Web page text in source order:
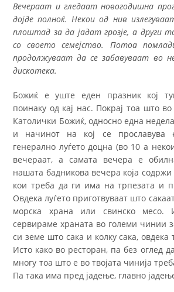
Вечераат и гледаат новогодишна
дојде полноќ. Некои од нив
плоштад за да јадат грозје, а други
со своето семејство. Потоа
продолжуваат да се забавуваат во
дискотека.
Божиќ е уште еден празник кој
поинаку од кај нас. Покрај тоа што
Католички Божиќ, односно една
и начинот на кој се прославува
генерално луѓето доцна (во 10 а
вечераат, а самата вечера е
нашата бадникова вечера која содржи
кои треба да ги има на трпезата и
Овдека луѓето приготвуваат што
морска храна или свинско месо.
сервираме храната во големи чинии
си земе што сака и колку сака, овдека
Исто како во ресторан, па без оглед
многу тоа што е во твојата чинија
Па така има пред јадење, главно